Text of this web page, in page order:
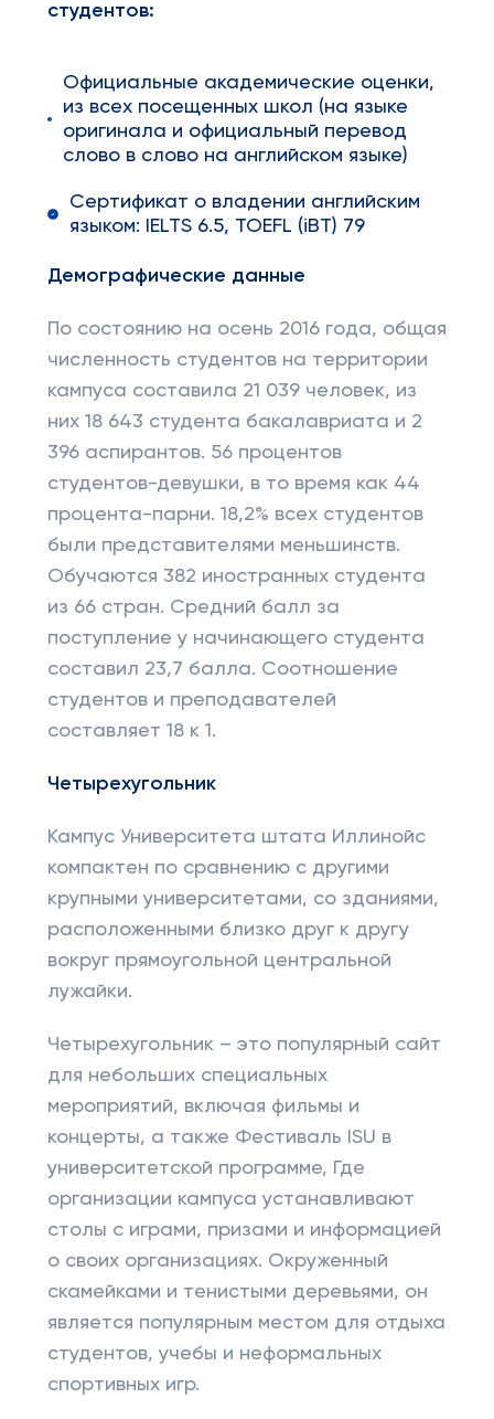
студентов:
Официальные академические оценки,
из всех посещенных школ (на языке
оригинала и официальный перевод
слово в слово на английском языке)
Сертификат о владении английским
языком: IELTS 6.5, TOEFL (iBT) 79
Демографические данные
По состоянию на осень 2016 года, общая
численность студентов на территории
кампуса составила 21 039 человек, из
них 18 643 студента бакалавриата и 2
396 аспирантов. 56 процентов
студентов-девушки, в то время как 44
процента-парни. 18,2% всех студентов
были представителями меньшинств.
Обучаются 382 иностранных студента
из 66 стран. Средний балл за
поступление у начинающего студента
составил 23,7 балла. Соотношение
студентов и преподавателей
составляет 18 к 1.
Четырехугольник
Кампус Университета штата Иллинойс
компактен по сравнению с другими
крупными университетами, со зданиями,
расположенными близко друг к другу
вокруг прямоугольной центральной
лужайки.
Четырехугольник – это популярный сайт
для небольших специальных
мероприятий, включая фильмы и
концерты, а также Фестиваль ISU в
университетской программе, Где
организации кампуса устанавливают
столы с играми, призами и информацией
о своих организациях. Окруженный
скамейками и тенистыми деревьями, он
является популярным местом для отдыха
студентов, учебы и неформальных
спортивных игр.